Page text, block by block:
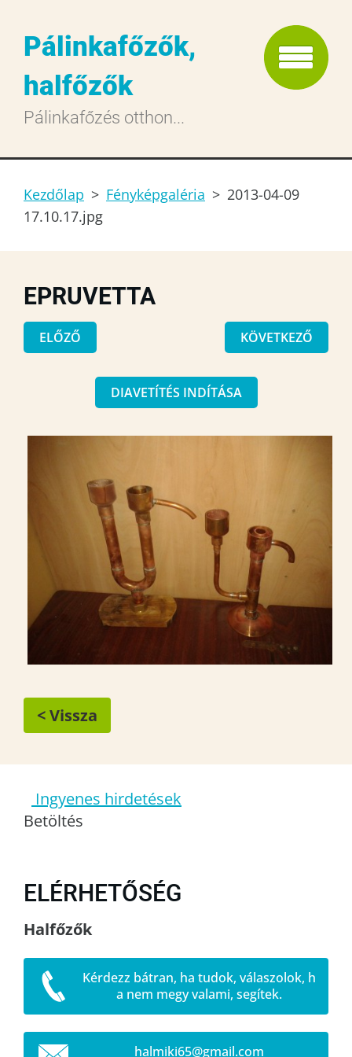
Pálinkafőzők,
halfőzők
Pálinkafőzés otthon...
Kezdőlap > Fényképgaléria > 2013-04-09
17.10.17.jpg
EPRUVETTA
ELŐZŐ KÖVETKEZŐ
DIAVETÍTÉS INDÍTÁSA
< Vissza
Ingyenes hirdetések
Betöltés
ELÉRHETŐSÉG
Halfőzők
Kérdezz bátran, ha tudok, válaszolok, h
a nem megy valami, segítek.
halmiki65@gmail.com